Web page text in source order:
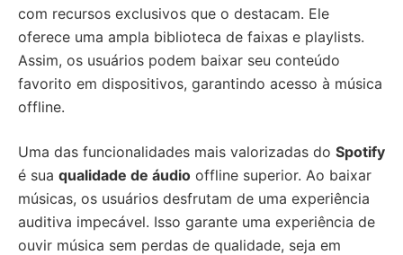
com recursos exclusivos que o destacam. Ele
oferece uma ampla biblioteca de faixas e playlists.
Assim, os usuários podem baixar seu conteúdo
favorito em dispositivos, garantindo acesso à música
offline.
Uma das funcionalidades mais valorizadas do Spotify
é sua qualidade de áudio offline superior. Ao baixar
músicas, os usuários desfrutam de uma experiência
auditiva impecável. Isso garante uma experiência de
ouvir música sem perdas de qualidade, seja em